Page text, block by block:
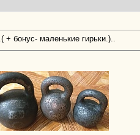
бонус- маленькие гирьки.)..